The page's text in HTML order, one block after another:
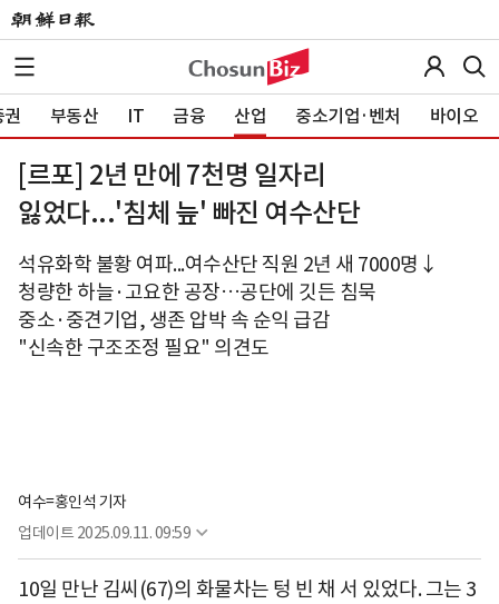
부동산 IT 금융 산업 중소기업·벤처 바이오
[르포] 2년 만에 7천명 일자리
잃었다...'침체 늪' 빠진 여수산단
석유화학 불황 여파...여수산단 직원 2년 새 7000명↓
청량한 하늘·고요한 공장…공단에 깃든 침묵
중소·중견기업, 생존 압박 속 순익 급감
"신속한 구조조정 필요" 의견도
여수=홍인석 기자
업데이트 2025.09.11. 09:59
10일 만난 김씨(67)의 화물차는 텅 빈 채 서 있었다. 그는 3